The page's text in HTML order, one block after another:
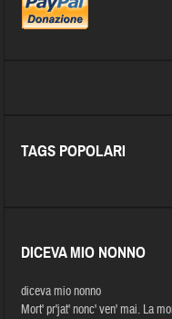
TAGS POPOLARI
DICEVA MIO NONNO
diceva mio nonno
Mort' pr'jat' nonc' ven' mai. La